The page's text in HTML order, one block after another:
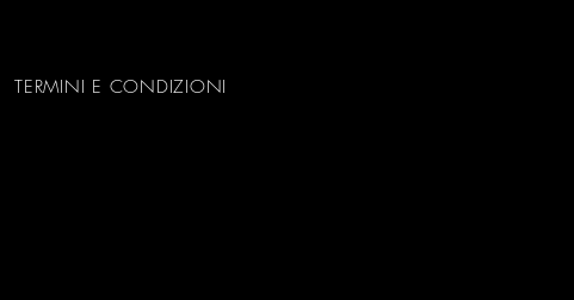
TERMINI E CONDIZIONI